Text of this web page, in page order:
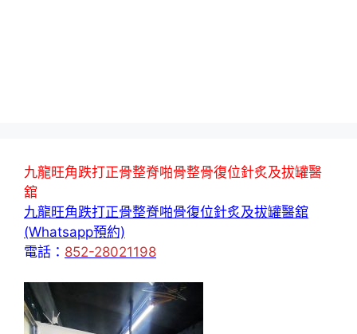
九龍旺角跌打正骨整脊啪骨整骨復位針炙及拔罐醫
舘
九龍旺角跌打正骨整脊啪骨復位針炙及拔罐醫舘
(Whatsapp預約)
電話： 852-28021198